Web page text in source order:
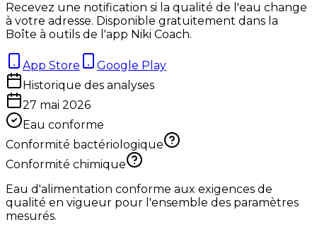
Recevez une notification si la qualité de l'eau change
à votre adresse. Disponible gratuitement dans la
Boîte à outils de l'app Niki Coach.
App Store
Google Play
Historique des analyses
27 mai 2026
Eau conforme
Conformité bactériologique
Conformité chimique
Eau d'alimentation conforme aux exigences de
qualité en vigueur pour l'ensemble des paramètres
mesurés.